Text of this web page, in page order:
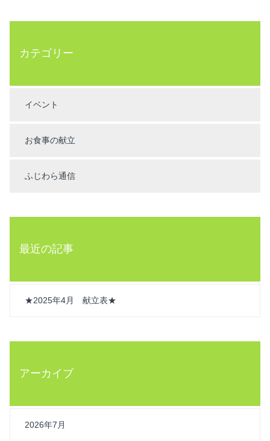
カテゴリー
イベント
お食事の献立
ふじわら通信
最近の記事
★2025年4月 献立表★
アーカイブ
2026年7月